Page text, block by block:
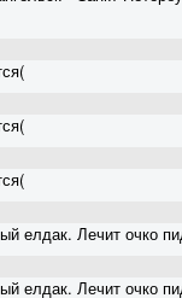
елдак. Лечит очко
елдак. Лечит очко